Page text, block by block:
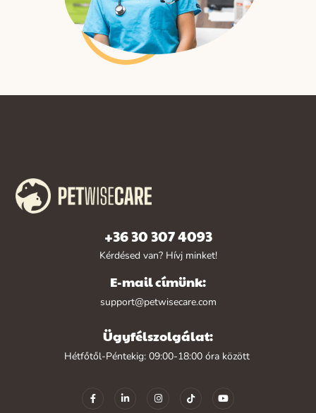
+36 30 307 4093
Kérdésed van? Hívj minket!
E-mail címünk:
support@petwisecare.com
Ügyfélszolgálat:
Hétfőtől-Péntekig: 09:00-18:00 óra között